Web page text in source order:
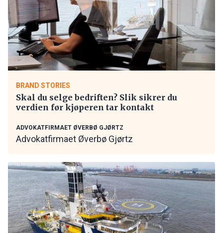
BRAND STORIES
Skal du selge bedriften? Slik sikrer du
verdien før kjøperen tar kontakt
ADVOKATFIRMAET ØVERBØ GJØRTZ
Advokatfirmaet Øverbø Gjørtz